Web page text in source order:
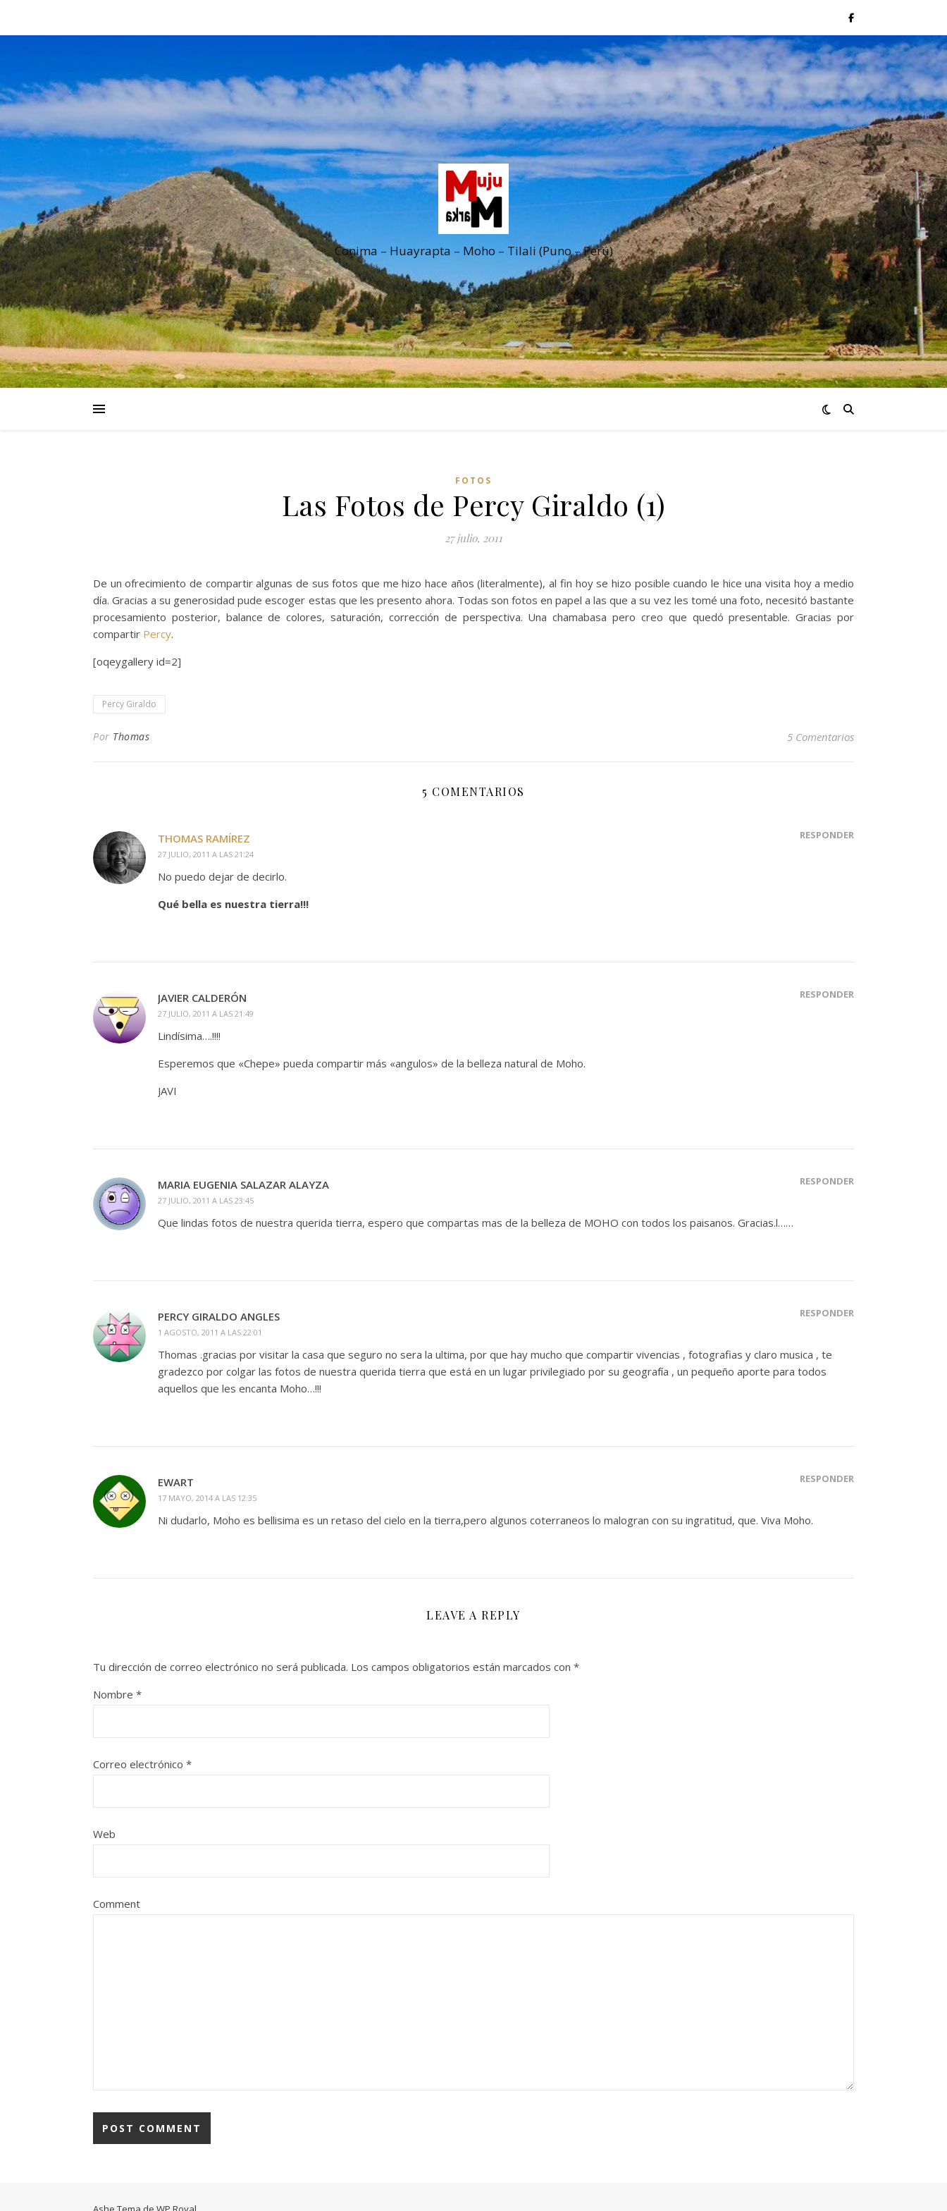
Conima – Huayrapta – Moho – Tilali (Puno – Perú)
FOTOS
Las Fotos de Percy Giraldo (1)
27 julio, 2011
De un ofrecimiento de compartir algunas de sus fotos que me hizo hace años (literalmente), al fin hoy se hizo posible cuando le hice una visita hoy a medio
día. Gracias a su generosidad pude escoger estas que les presento ahora. Todas son fotos en papel a las que a su vez les tomé una foto, necesitó bastante
procesamiento posterior, balance de colores, saturación, corrección de perspectiva. Una chamabasa pero creo que quedó presentable. Gracias por
compartir Percy.
[oqeygallery id=2]
Percy Giraldo
Por Thomas 5 Comentarios
5 COMENTARIOS
THOMAS RAMÍREZ
27 JULIO, 2011 A LAS 21:24
RESPONDER
No puedo dejar de decirlo.
Qué bella es nuestra tierra!!!
JAVIER CALDERÓN
27 JULIO, 2011 A LAS 21:49
RESPONDER
Lindísima….!!!!
Esperemos que «Chepe» pueda compartir más «angulos» de la belleza natural de Moho.
JAVI
MARIA EUGENIA SALAZAR ALAYZA
27 JULIO, 2011 A LAS 23:45
RESPONDER
Que lindas fotos de nuestra querida tierra, espero que compartas mas de la belleza de MOHO con todos los paisanos. Gracias.l……
PERCY GIRALDO ANGLES
1 AGOSTO, 2011 A LAS 22:01
RESPONDER
Thomas .gracias por visitar la casa que seguro no sera la ultima, por que hay mucho que compartir vivencias , fotografias y claro musica , te
gradezco por colgar las fotos de nuestra querida tierra que está en un lugar privilegiado por su geografía , un pequeño aporte para todos
aquellos que les encanta Moho…!!!
EWART
17 MAYO, 2014 A LAS 12:35
RESPONDER
Ni dudarlo, Moho es bellisima es un retaso del cielo en la tierra,pero algunos coterraneos lo malogran con su ingratitud, que. Viva Moho.
LEAVE A REPLY
Tu dirección de correo electrónico no será publicada. Los campos obligatorios están marcados con *
Nombre *
Correo electrónico *
Web
Comment